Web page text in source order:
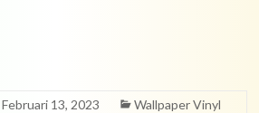
Februari 13, 2023
Wallpaper Vinyl